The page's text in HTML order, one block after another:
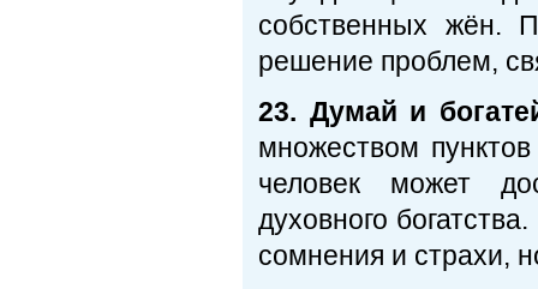
собственных жён.
решение проблем,
23. Думай и
множеством
человек может
духовного
сомнения и страхи,